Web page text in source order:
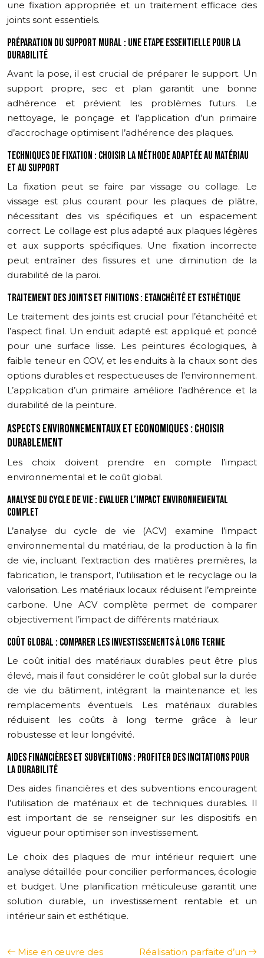
une fixation appropriée et un traitement efficace des
joints sont essentiels.
PRÉPARATION DU SUPPORT MURAL : UNE ETAPE ESSENTIELLE POUR LA
DURABILITÉ
Avant la pose, il est crucial de préparer le support. Un
support propre, sec et plan garantit une bonne
adhérence et prévient les problèmes futurs. Le
nettoyage, le ponçage et l’application d’un primaire
d’accrochage optimisent l’adhérence des plaques.
TECHNIQUES DE FIXATION : CHOISIR LA MÉTHODE ADAPTÉE AU MATÉRIAU
ET AU SUPPORT
La fixation peut se faire par vissage ou collage. Le
vissage est plus courant pour les plaques de plâtre,
nécessitant des vis spécifiques et un espacement
correct. Le collage est plus adapté aux plaques légères
et aux supports spécifiques. Une fixation incorrecte
peut entraîner des fissures et une diminution de la
durabilité de la paroi.
TRAITEMENT DES JOINTS ET FINITIONS : ETANCHÉITÉ ET ESTHÉTIQUE
Le traitement des joints est crucial pour l’étanchéité et
l’aspect final. Un enduit adapté est appliqué et poncé
pour une surface lisse. Les peintures écologiques, à
faible teneur en COV, et les enduits à la chaux sont des
options durables et respectueuses de l’environnement.
L’application d’un primaire améliore l’adhérence et la
durabilité de la peinture.
ASPECTS ENVIRONNEMENTAUX ET ECONOMIQUES : CHOISIR
DURABLEMENT
Les choix doivent prendre en compte l’impact
environnemental et le coût global.
ANALYSE DU CYCLE DE VIE : EVALUER L’IMPACT ENVIRONNEMENTAL
COMPLET
L’analyse du cycle de vie (ACV) examine l’impact
environnemental du matériau, de la production à la fin
de vie, incluant l’extraction des matières premières, la
fabrication, le transport, l’utilisation et le recyclage ou la
valorisation. Les matériaux locaux réduisent l’empreinte
carbone. Une ACV complète permet de comparer
objectivement l’impact de différents matériaux.
COÛT GLOBAL : COMPARER LES INVESTISSEMENTS À LONG TERME
Le coût initial des matériaux durables peut être plus
élevé, mais il faut considérer le coût global sur la durée
de vie du bâtiment, intégrant la maintenance et les
remplacements éventuels. Les matériaux durables
réduisent les coûts à long terme grâce à leur
robustesse et leur longévité.
AIDES FINANCIÈRES ET SUBVENTIONS : PROFITER DES INCITATIONS POUR
LA DURABILITÉ
Des aides financières et des subventions encouragent
l’utilisation de matériaux et de techniques durables. Il
est important de se renseigner sur les dispositifs en
vigueur pour optimiser son investissement.
Le choix des plaques de mur intérieur requiert une
analyse détaillée pour concilier performances, écologie
et budget. Une planification méticuleuse garantit une
solution durable, un investissement rentable et un
intérieur sain et esthétique.
Mise en œuvre des
Réalisation parfaite d’un